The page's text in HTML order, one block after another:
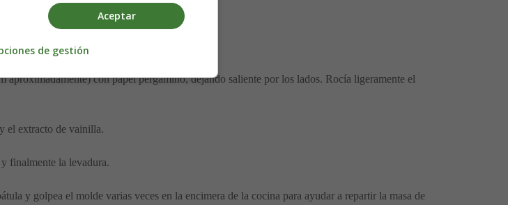
con papel pergamino, dejando saliente por los lados. Rocía ligeramente el
el extracto de vainilla.
finalmente la levadura.
y golpea el molde varias veces en la encimera de la cocina para ayudar a repartir la masa de
Aceptar
de gestión